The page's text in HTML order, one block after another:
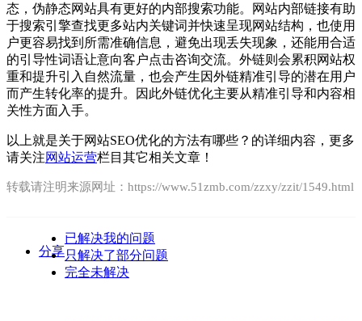
态，伪静态网站具有更好的内部搜索功能。网站内部链接有助
于搜索引擎查找更多站内关键词并快速呈现网站结构，也使用
户更容易找到所需准确信息，避免出现丢失现象，还能用合适
的引导性词语让意向客户点击咨询交流。外链则会累积网站权
重和提升引入自然流量，也会产生因外链精准引导的潜在用户
而产生转化率的提升。因此外链优化主要从精准引导和内容相
关性方面入手。
以上就是关于网站SEO优化的方法有哪些？的详细内容，更多
请关注网站运营栏目其它相关文章！
转载请注明来源网址：https://www.51zmb.com/zzxy/zzit/1549.html
分享
已解决我的问题
只解决了部分问题
完全未解决